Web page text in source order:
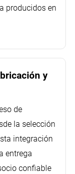
producidos en
y
de
la selección
integración
entrega
confiable